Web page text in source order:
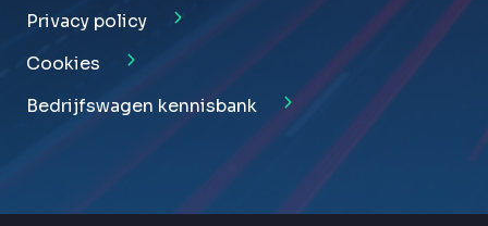
Privacy policy
Cookies
Bedrijfswagen kennisbank